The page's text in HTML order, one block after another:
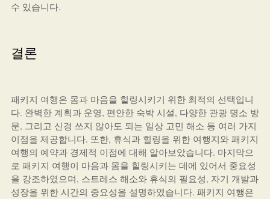
수 있습니다.
결론
패키지 여행은 몸과 마음을 힐링시키기 위한 최적의 선택입니
다. 완벽한 계획과 운영, 편안한 숙박 시설, 다양한 관광 명소 방
문, 그리고 신경 쓰지 않아도 되는 일상 고민 해소 등 여러 가지
이점을 제공합니다. 또한, 휴식과 힐링을 위한 여행지와 패키지
여행의 예약과 경제적 이점에 대해 알아보았습니다. 마지막으
로 패키지 여행이 마음과 몸을 힐링시키는 데에 있어서 중요성
을 강조하였으며, 스트레스 해소와 휴식의 필요성, 자기 개발과
성장을 위한 시간의 중요성을 설명하였습니다. 패키지 여행은